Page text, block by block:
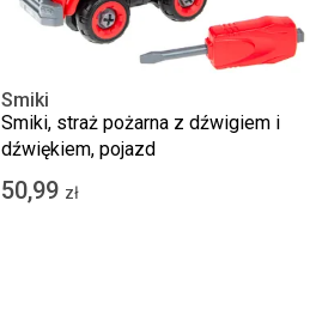
Smiki
Smiki, straż pożarna z dźwigiem i
dźwiękiem, pojazd
50,99 zł